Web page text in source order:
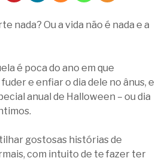
nada? Ou a vida não é nada e a
é poca do ano em que
e enfiar o dia dele no ânus, e
anual de Halloween – ou dia
gostosas histórias de
com intuito de te fazer ter